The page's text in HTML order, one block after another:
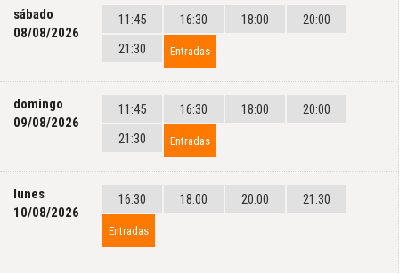
sábado
08/08/2026
11:45 16:30 18:00
20:00
21:30
Entradas
domingo
09/08/2026
11:45 16:30 18:00
20:00
21:30
Entradas
lunes
10/08/2026
16:30 18:00 20:00 21:30
Entradas